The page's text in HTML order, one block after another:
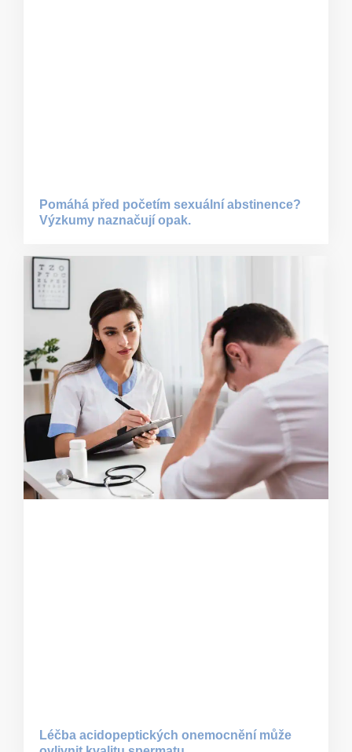
Pomáhá před početím sexuální abstinence?
Výzkumy naznačují opak.
Léčba acidopeptických onemocnění může